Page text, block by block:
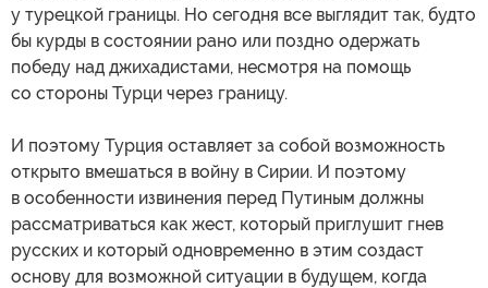
у турецкой границы. Но сегодня все выглядит так, будто
бы курды в состоянии рано или поздно одержать
победу над джихадистами, несмотря на помощь
со стороны Турци через границу.
И поэтому Турция оставляет за собой возможность
открыто вмешаться в войну в Сирии. И поэтому
в особенности извинения перед Путиным должны
рассматриваться как жест, который приглушит гнев
русских и который одновременно в этим создаст
основу для возможной ситуации в будущем, когда